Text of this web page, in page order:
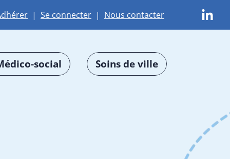
| Se connecter | Nous contacter
social Soins de ville